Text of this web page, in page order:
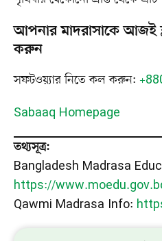
আপনার মাদরাসাকে আজই
করুন
সফটওয়্যার নিতে কল করুন:
Sabaaq Homepage
তথ্যসূত্র:
Bangladesh Madrasa
https://
Qawmi Madrasa Info: